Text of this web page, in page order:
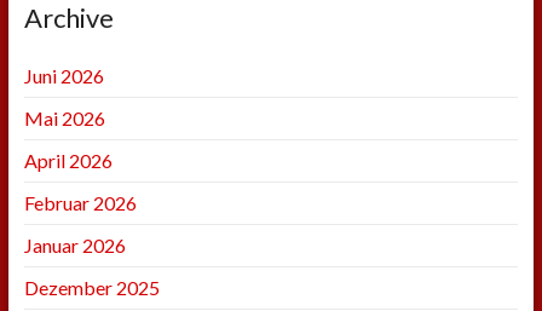
Archive
Juni 2026
Mai 2026
April 2026
Februar 2026
Januar 2026
Dezember 2025